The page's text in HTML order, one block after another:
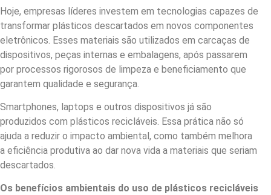
Hoje, empresas líderes investem em tecnologias capazes de
transformar plásticos descartados em novos componentes
eletrônicos. Esses materiais são utilizados em carcaças de
dispositivos, peças internas e embalagens, após passarem
por processos rigorosos de limpeza e beneficiamento que
garantem qualidade e segurança.
Smartphones, laptops e outros dispositivos já são
produzidos com plásticos recicláveis. Essa prática não só
ajuda a reduzir o impacto ambiental, como também melhora
a eficiência produtiva ao dar nova vida a materiais que seriam
descartados.
Os benefícios ambientais do uso de plásticos recicláveis